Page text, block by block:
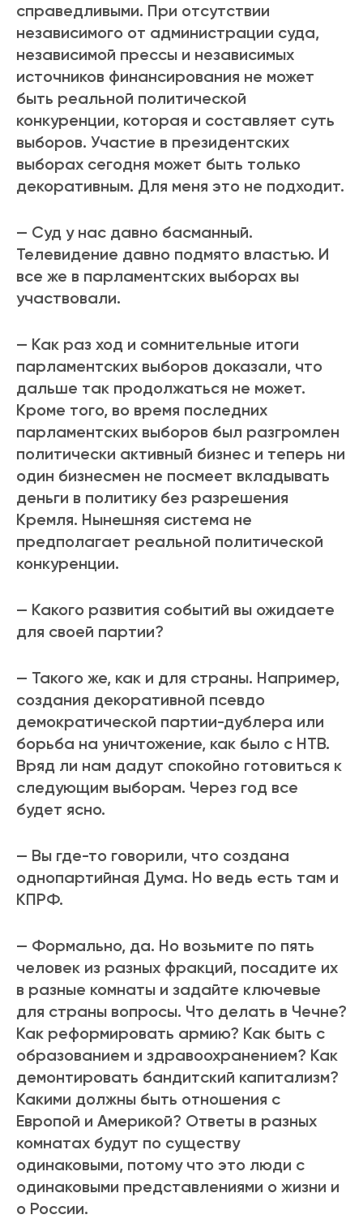
справедливыми. При отсутствии
независимого от администрации суда,
независимой прессы и независимых
источников финансирования не может
быть реальной политической
конкуренции, которая и составляет суть
выборов. Участие в президентских
выборах сегодня может быть только
декоративным. Для меня это не подходит.
— Суд у нас давно басманный.
Телевидение давно подмято властью. И
все же в парламентских выборах вы
участвовали.
— Как раз ход и сомнительные итоги
парламентских выборов доказали, что
дальше так продолжаться не может.
Кроме того, во время последних
парламентских выборов был разгромлен
политически активный бизнес и теперь ни
один бизнесмен не посмеет вкладывать
деньги в политику без разрешения
Кремля. Нынешняя система не
предполагает реальной политической
конкуренции.
— Какого развития событий вы ожидаете
для своей партии?
— Такого же, как и для страны. Например,
создания декоративной псевдо
демократической партии-дублера или
борьба на уничтожение, как было с НТВ.
Вряд ли нам дадут спокойно готовиться к
следующим выборам. Через год все
будет ясно.
— Вы где-то говорили, что создана
однопартийная Дума. Но ведь есть там и
КПРФ.
— Формально, да. Но возьмите по пять
человек из разных фракций, посадите их
в разные комнаты и задайте ключевые
для страны вопросы. Что делать в Чечне?
Как реформировать армию? Как быть с
образованием и здравоохранением? Как
демонтировать бандитский капитализм?
Какими должны быть отношения с
Европой и Америкой? Ответы в разных
комнатах будут по существу
одинаковыми, потому что это люди с
одинаковыми представлениями о жизни и
о России.